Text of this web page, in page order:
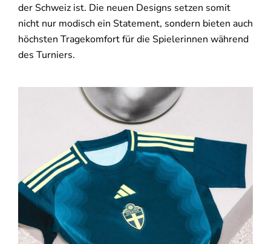
der Schweiz ist. Die neuen Designs setzen somit
nicht nur modisch ein Statement, sondern bieten auch
höchsten Tragekomfort für die Spielerinnen während
des Turniers.